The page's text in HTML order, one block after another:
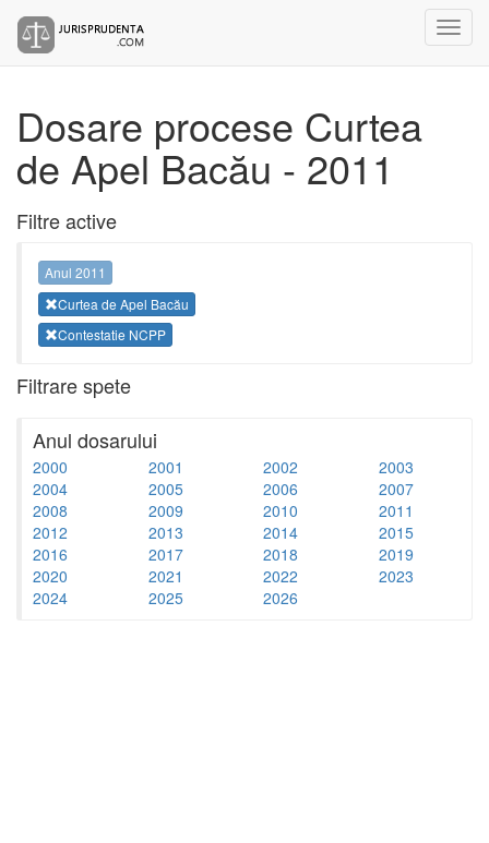
Dosare procese Curtea
de Apel Bacău - 2011
Filtre active
Anul 2011
Curtea de Apel Bacău
Contestatie NCPP
Filtrare spete
Anul dosarului
2000 2001 2002
2003
2004
2005 2006
2007
2008
2009 2010
2011
2012
2013 2014
2015
2016
2017 2018
2019
2020
2021 2022
2023
2024
2025 2026